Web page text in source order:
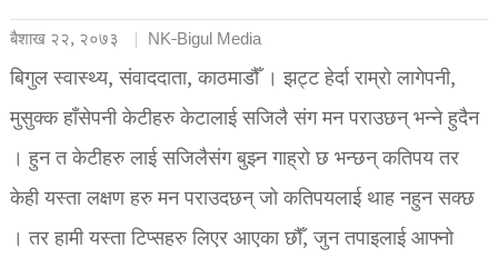
बैशाख २२, २०७३ NK-Bigul Media
बिगुल स्वास्थ्य, संवाददाता, काठमाडौँ । झट्ट हेर्दा राम्रो लागेपनी,
मुसुक्क हाँसेपनी केटीहरु केटालाई सजिलै संग मन पराउछन् भन्ने हुदैन
। हुन त केटीहरु लाई सजिलैसंग बुझ्न गाह्रो छ भन्छन् कतिपय तर
केही यस्ता लक्षण हरु मन पराउदछन् जो कतिपयलाई थाह नहुन सक्छ
। तर हामी यस्ता टिप्सहरु लिएर आएका छौँ, जुन तपाइलाई आफ्नो